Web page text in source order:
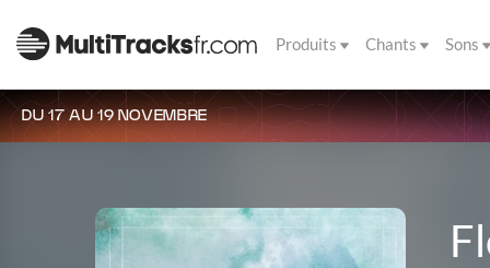
Produits Chants Sons
DU 17 AU 19 NOVEMBRE